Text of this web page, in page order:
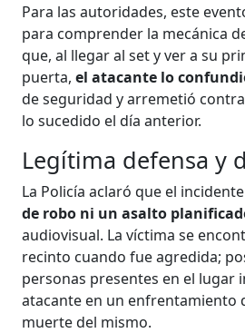
Para las autoridades, este
para comprender la mecánica
que, al llegar al set y ver a su
puerta,el atacante lo
de seguridad y arremetió
lo sucedido el día anterior.
Legítima defensa y
La Policía aclaró que el incidente
de robo ni un asalto
audiovisual. La víctima se
recinto cuando fue agredida;
personas presentes en el lugar
atacante en un enfrentamiento
muerte del mismo.